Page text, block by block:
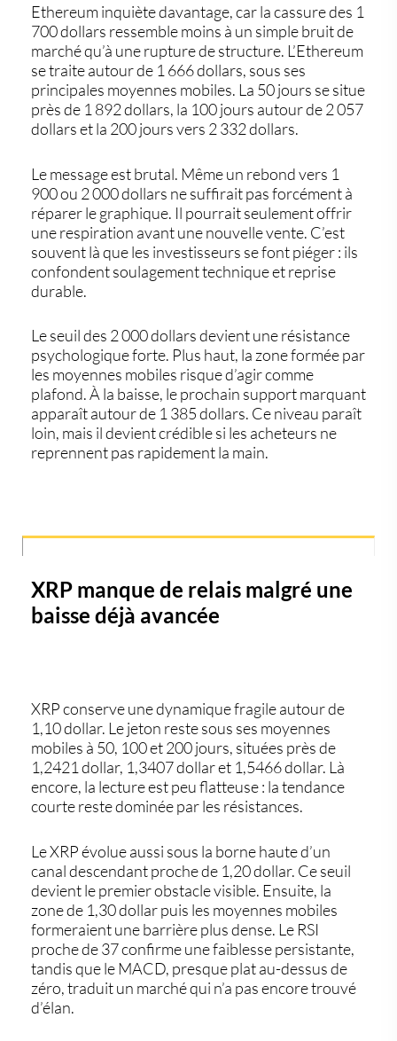
Ethereum inquiète davantage, car la cassure des 1
700 dollars ressemble moins à un simple bruit de
marché qu’à une rupture de structure. L’Ethereum
se traite autour de 1 666 dollars, sous ses
principales moyennes mobiles. La 50 jours se situe
près de 1 892 dollars, la 100 jours autour de 2 057
dollars et la 200 jours vers 2 332 dollars.
Le message est brutal. Même un rebond vers 1
900 ou 2 000 dollars ne suffirait pas forcément à
réparer le graphique. Il pourrait seulement offrir
une respiration avant une nouvelle vente. C’est
souvent là que les investisseurs se font piéger : ils
confondent soulagement technique et reprise
durable.
Le seuil des 2 000 dollars devient une résistance
psychologique forte. Plus haut, la zone formée par
les moyennes mobiles risque d’agir comme
plafond. À la baisse, le prochain support marquant
apparaît autour de 1 385 dollars. Ce niveau paraît
loin, mais il devient crédible si les acheteurs ne
reprennent pas rapidement la main.
XRP manque de relais malgré une
baisse déjà avancée
XRP conserve une dynamique fragile autour de
1,10 dollar. Le jeton reste sous ses moyennes
mobiles à 50, 100 et 200 jours, situées près de
1,2421 dollar, 1,3407 dollar et 1,5466 dollar. Là
encore, la lecture est peu flatteuse : la tendance
courte reste dominée par les résistances.
LeXRPévolue aussi sous la borne haute d’un
canal descendant proche de 1,20 dollar. Ce seuil
devient le premier obstacle visible. Ensuite, la
zone de 1,30 dollar puis les moyennes mobiles
formeraient une barrière plus dense. Le RSI
proche de 37 confirme une faiblesse persistante,
tandis que le MACD, presque plat au-dessus de
zéro, traduit un marché qui n’a pas encore trouvé
d’élan.